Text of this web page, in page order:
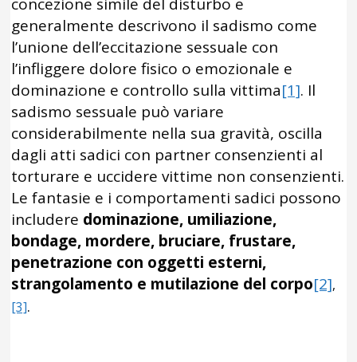
generalmente descrivono il sadismo come
l’unione dell’eccitazione sessuale con
l’infliggere dolore fisico o emozionale e
dominazione e controllo sulla vittima[1]. Il
sadismo sessuale può variare
considerabilmente nella sua gravità, oscilla
dagli atti sadici con partner consenzienti al
torturare e uccidere vittime non consenzienti.
Le fantasie e i comportamenti sadici possono
includere dominazione, umiliazione,
bondage, mordere, bruciare, frustare,
penetrazione con oggetti esterni,
strangolamento e mutilazione del corpo[2],
[3].